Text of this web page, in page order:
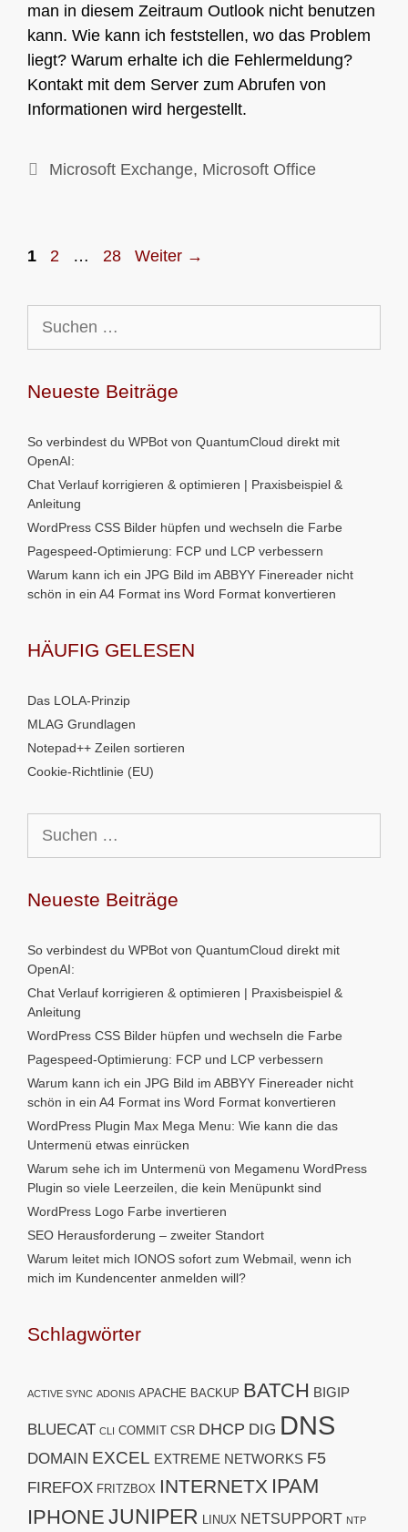
man in diesem Zeitraum Outlook nicht benutzen
kann. Wie kann ich feststellen, wo das Problem
liegt? Warum erhalte ich die Fehlermeldung?
Kontakt mit dem Server zum Abrufen von
Informationen wird hergestellt.
Kategorien
Microsoft Exchange, Microsoft Office
Seite
1 Seite
2 … Seite
28 Weiter →
nach:
Neueste Beiträge
So verbindest du WPBot von QuantumCloud direkt mit
OpenAI:
Chat Verlauf korrigieren & optimieren | Praxisbeispiel &
Anleitung
WordPress CSS Bilder hüpfen und wechseln die Farbe
Pagespeed-Optimierung: FCP und LCP verbessern
Warum kann ich ein JPG Bild im ABBYY Finereader nicht
schön in ein A4 Format ins Word Format konvertieren
HÄUFIG GELESEN
Das LOLA-Prinzip
MLAG Grundlagen
Notepad++ Zeilen sortieren
Cookie-Richtlinie (EU)
nach:
Neueste Beiträge
So verbindest du WPBot von QuantumCloud direkt mit
OpenAI:
Chat Verlauf korrigieren & optimieren | Praxisbeispiel &
Anleitung
WordPress CSS Bilder hüpfen und wechseln die Farbe
Pagespeed-Optimierung: FCP und LCP verbessern
Warum kann ich ein JPG Bild im ABBYY Finereader nicht
schön in ein A4 Format ins Word Format konvertieren
WordPress Plugin Max Mega Menu: Wie kann die das
Untermenü etwas einrücken
Warum sehe ich im Untermenü von Megamenu WordPress
Plugin so viele Leerzeilen, die kein Menüpunkt sind
WordPress Logo Farbe invertieren
SEO Herausforderung – zweiter Standort
Warum leitet mich IONOS sofort zum Webmail, wenn ich
mich im Kundencenter anmelden will?
Schlagwörter
ACTIVE SYNC ADONIS APACHE BACKUP BATCH BIGIP
BLUECAT CLI COMMIT CSR DHCP DIG DNS
DOMAIN EXCEL EXTREME NETWORKS F5
FIREFOX FRITZBOX INTERNETX IPAM
IPHONE JUNIPER LINUX NETSUPPORT NTP